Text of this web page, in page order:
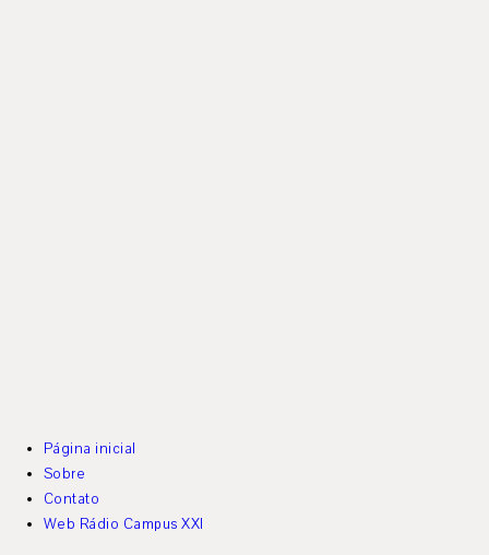
Página inicial
Sobre
Contato
Web Rádio Campus XXI